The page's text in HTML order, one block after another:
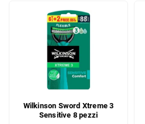
Wilkinson Sword Xtreme 3
Sensitive 8 pezzi